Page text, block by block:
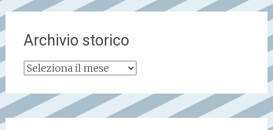
Archivio storico
Archivio